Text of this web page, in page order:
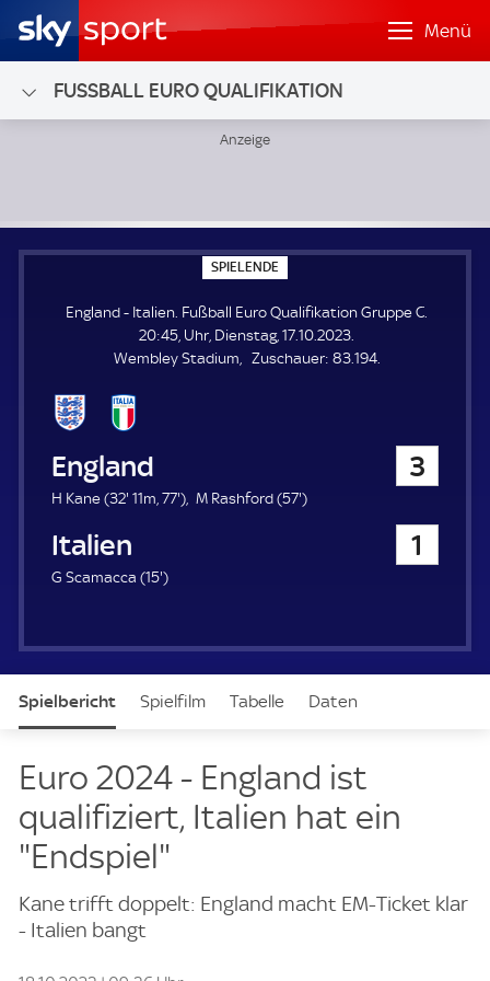
Menü
FUSSBALL EURO QUALIFIKATION
SPIELENDE
P
E
L
E
N
England - Italien. Fußball Euro Qualifikation Gruppe C.
20:45, Uhr, Dienstag, 17.10.2023.
Wembley Stadium
Zuschauer: Z
83.194.
England 3
H Kane (32'3
.
i
t
e
11m,77'7
t
e
) M Rashford (57'5
t
e
)
Italien 1
G Scamacca (15'1
u
)
Spielbericht Spielfilm Tabelle Daten
Euro 2024 - England ist
qualifiziert, Italien hat ein
"Endspiel"
Kane trifft doppelt: England macht EM-Ticket klar
- Italien bangt